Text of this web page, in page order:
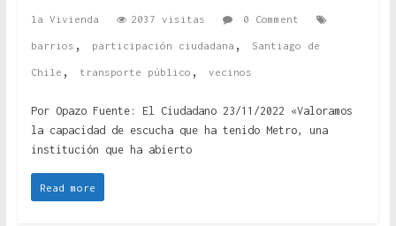
la Vivienda 2037 visitas 0 Comment
barrios , participación ciudadana , Santiago de
Chile , transporte público , vecinos
Por Opazo Fuente: El Ciudadano 23/11/2022 «Valoramos
la capacidad de escucha que ha tenido Metro, una
institución que ha abierto
Read more